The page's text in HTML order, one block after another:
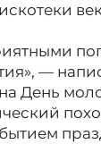
—
на День